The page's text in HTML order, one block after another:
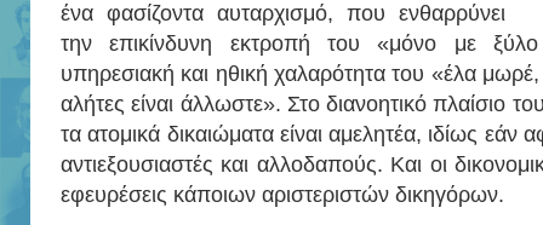
ένα φασίζοντα αυταρχισμό, που ενθαρρύνει
την επικίνδυνη εκτροπή του «μόνο με
υπηρεσιακή και ηθική χαλαρότητα του «έλα
αλήτες είναι άλλωστε». Στο διανοητικό πλαίσιο
τα ατομικά δικαιώματα είναι αμελητέα, ιδίως
αντιεξουσιαστές και αλλοδαπούς. Και οι
εφευρέσεις κάποιων αριστεριστών δικηγόρων.